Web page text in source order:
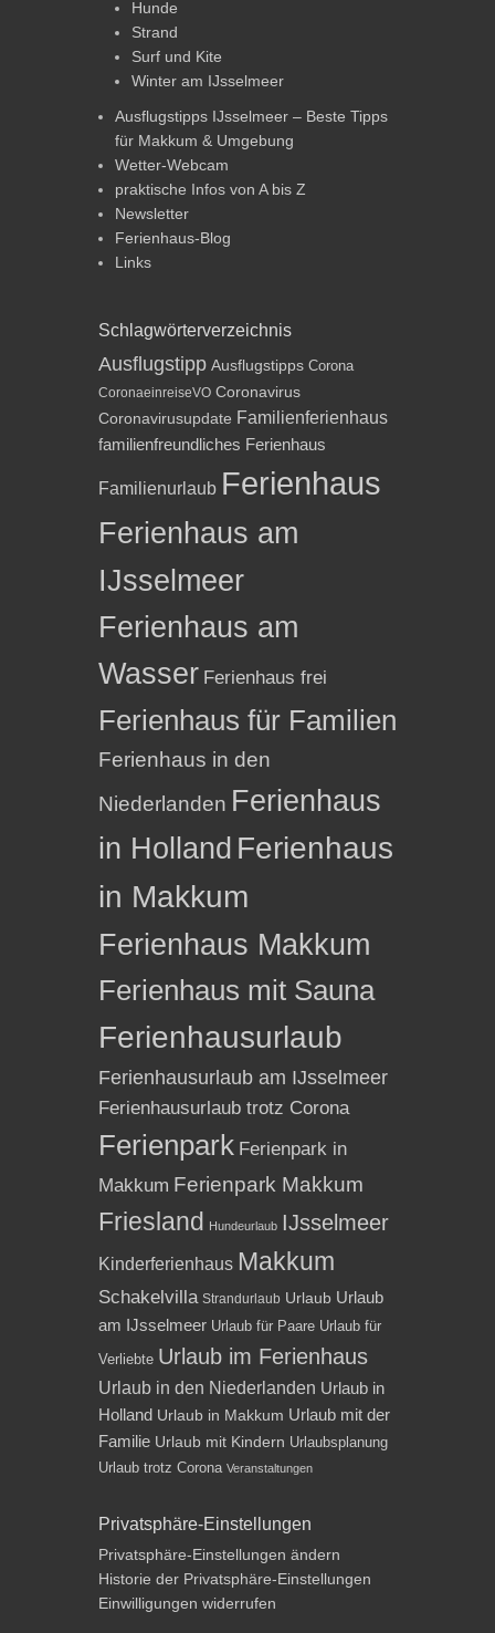
Hunde
Strand
Surf und Kite
Winter am IJsselmeer
Ausflugstipps IJsselmeer – Beste Tipps
für Makkum & Umgebung
Wetter-Webcam
praktische Infos von A bis Z
Newsletter
Ferienhaus-Blog
Links
Schlagwörterverzeichnis
Ausflugstipp Ausflugstipps Corona
CoronaeinreiseVO Coronavirus
Coronavirusupdate Familienferienhaus
familienfreundliches Ferienhaus
Familienurlaub Ferienhaus
Ferienhaus am
IJsselmeer
Ferienhaus am
Wasser Ferienhaus frei
Ferienhaus für Familien
Ferienhaus in den
Niederlanden Ferienhaus
in Holland Ferienhaus
in Makkum
Ferienhaus Makkum
Ferienhaus mit Sauna
Ferienhausurlaub
Ferienhausurlaub am IJsselmeer
Ferienhausurlaub trotz Corona
Ferienpark Ferienpark in
Makkum Ferienpark Makkum
Friesland Hundeurlaub IJsselmeer
Kinderferienhaus Makkum
Schakelvilla Strandurlaub Urlaub Urlaub
am IJsselmeer Urlaub für Paare Urlaub für
Verliebte Urlaub im Ferienhaus
Urlaub in den Niederlanden Urlaub in
Holland Urlaub in Makkum Urlaub mit der
Familie Urlaub mit Kindern Urlaubsplanung
Urlaub trotz Corona Veranstaltungen
Privatsphäre-Einstellungen
Privatsphäre-Einstellungen ändern
Historie der Privatsphäre-Einstellungen
Einwilligungen widerrufen